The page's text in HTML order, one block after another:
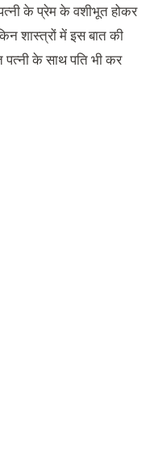
के प्रेम के वशीभूत होकर
शास्त्रों में इस बात की
के साथ पति भी कर